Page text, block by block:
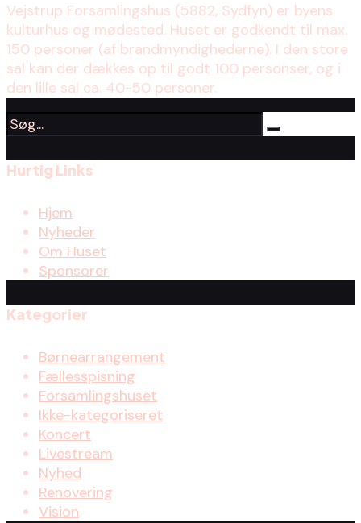
Vejstrup Forsamlingshus (5882, Sydfyn) er byens
kulturhus og mødested. Huset er godkendt til max.
150 personer (af brandmyndighederne). I den store
sal kan der dækkes op til godt 100 personser, og i
den lille sal ca. 40-50 personer.
Hurtig Links
Hjem
Nyheder
Om Huset
Sponsorer
Kategorier
Børnearrangement
Fællesspisning
Forsamlingshuset
Ikke-kategoriseret
Koncert
Livestream
Nyhed
Renovering
Vision